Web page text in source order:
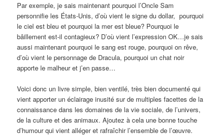
Par exemple, je sais maintenant pourquoi l’Oncle Sam
personnifie les États-Unis, d’où vient le signe du dollar, pourquoi
le ciel est bleu et pourquoi la mer est bleue? Pourquoi le
bâillement est-il contagieux? D’où vient l’expression OK…je sais
aussi maintenant pourquoi le sang est rouge, pourquoi on rêve,
d’où vient le personnage de Dracula, pourquoi un chat noir
apporte le malheur et j’en passe…
Voici donc un livre simple, bien ventilé, très bien documenté qui
vient apporter un éclairage inusité sur de multiples facettes de la
connaissance dans les domaines de la vie sociale, de l’univers,
de la culture et des animaux. Ajoutez à cela une bonne touche
d’humour qui vient alléger et rafraîchir l’ensemble de l’œuvre.